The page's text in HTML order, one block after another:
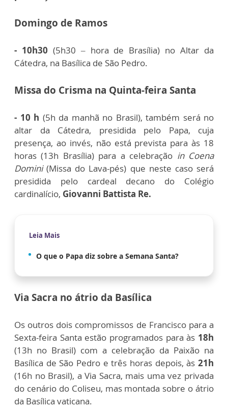
Domingo de Ramos
- 10h30 (5h30 – hora de Brasília) no Altar da
Cátedra, na Basílica de São Pedro.
Missa do Crisma na Quinta-feira Santa
- 10 h (5h da manhã no Brasil), também será no
altar da Cátedra, presidida pelo Papa, cuja
presença, ao invés, não está prevista para às 18
horas (13h Brasília) para a celebração in Coena
Domini(Missa do Lava-pés) que neste caso será
presidida pelo cardeal decano do Colégio
cardinalício, Giovanni Battista Re.
Leia Mais
O que o Papa diz sobre a Semana Santa?
Via Sacra no átrio da Basílica
Os outros dois compromissos de Francisco para a
Sexta-feira Santa estão programados para às 18h
(13h no Brasil) com a celebração da Paixão na
Basílica de São Pedro e três horas depois, às 21h
(16h no Brasil), a Via Sacra, mais uma vez privada
do cenário do Coliseu, mas montada sobre o átrio
da Basílica vaticana.